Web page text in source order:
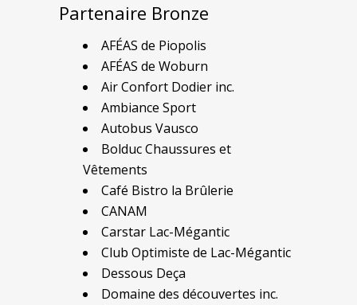
Partenaire Bronze
AFÉAS de Piopolis
AFÉAS de Woburn
Air Confort Dodier inc.
Ambiance Sport
Autobus Vausco
Bolduc Chaussures et
Vêtements
Café Bistro la Brûlerie
CANAM
Carstar Lac-Mégantic
Club Optimiste de Lac-Mégantic
Dessous Deça
Domaine des découvertes inc.